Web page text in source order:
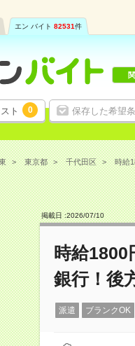
エン バイト 82531件
ト 0 保存した希望
東京都 千代田区 時給
掲載日 :2026/07/10
時給1800
銀行！後
派遣 ブランクOK